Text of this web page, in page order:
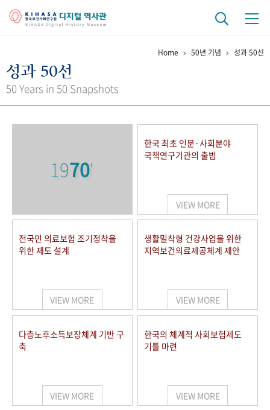
걸어온 길 기관 변천사
키워드로 보는 연구 역사
연구자들
사진 아카이브 문서 기록물 행정박물 영상 기록물
50+1 주년 기념
세계와 함께 한 KIHASA
VR 역사관
Home 50년 기념 성과 50선
성과 50선
50 Years in 50 Snapshots
1970'
한국 최초 인문·사회분야
국책연구기관의 출범
VIEW MORE
전국민 의료보험 조기정착을
위한 제도 설계
VIEW MORE
생활밀착형 건강사업을 위한
지역보건의료제공체계 제안
VIEW MORE
다층노후소득보장체계 기반 구
축
VIEW MORE
한국의 체계적 사회보험제도
기틀 마련
VIEW MORE